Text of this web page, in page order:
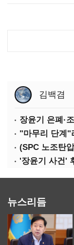
김백겸
뉴스리듬